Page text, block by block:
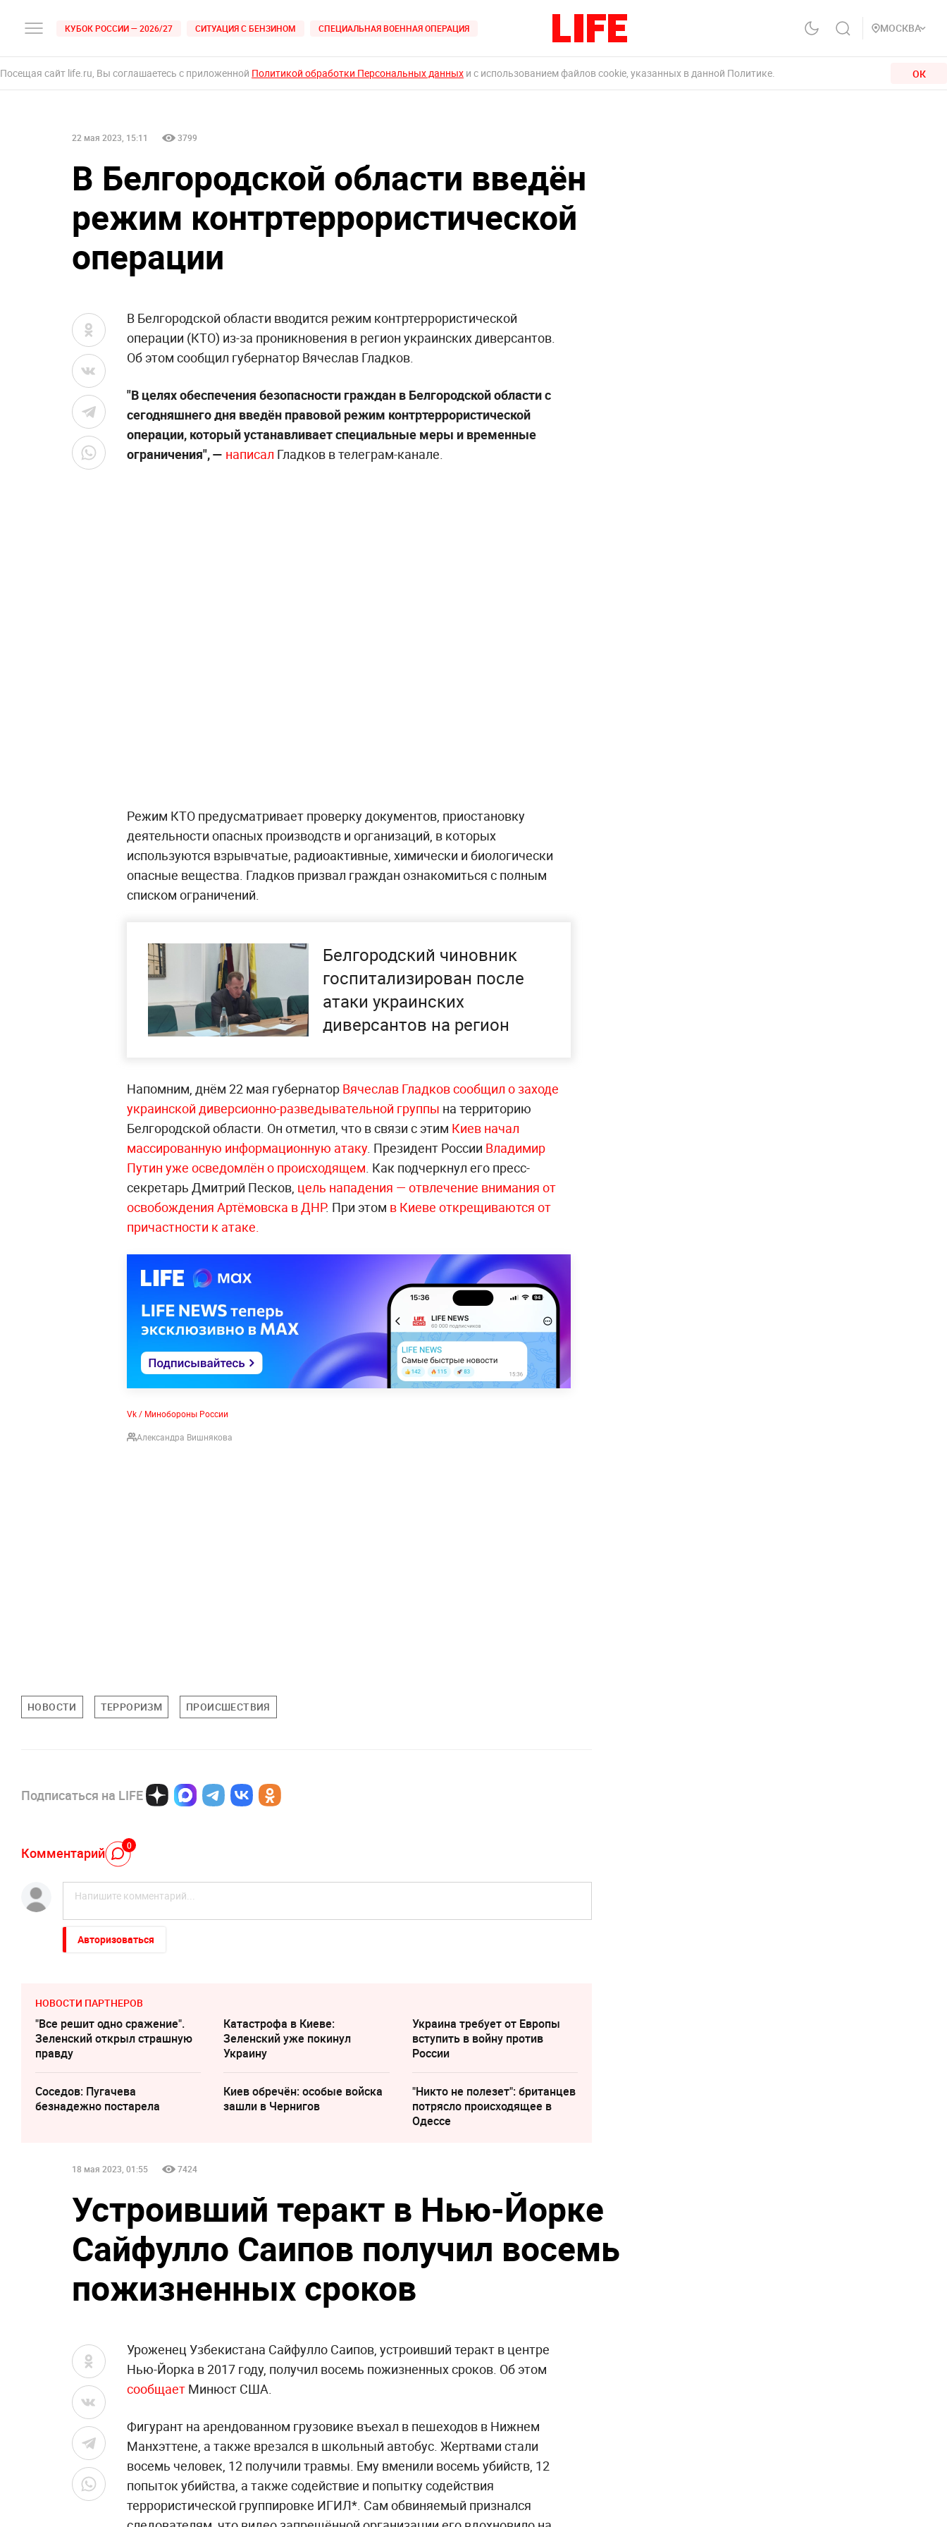
КУБОК РОССИИ — 2026/27 СИТУАЦИЯ С БЕНЗИНОМ СПЕЦИАЛЬНАЯ ВОЕННАЯ ОПЕРАЦИЯ МОСКВА
Посещая сайт life.ru, Вы соглашаетесь с приложенной Политикой обработки Персональных данных и с использованием файлов cookie, указанных в данной Политике. ОК
22 мая 2023, 15:11 3799
В Белгородской области введён
режим контртеррористической
операции
В Белгородской области вводится режим контртеррористической
операции (КТО) из-за проникновения в регион украинских диверсантов.
Об этом сообщил губернатор Вячеслав Гладков.
"В целях обеспечения безопасности граждан в Белгородской области с
сегодняшнего дня введён правовой режим контртеррористической
операции, который устанавливает специальные меры и временные
ограничения", — написал Гладков в телеграм-канале.
Режим КТО предусматривает проверку документов, приостановку
деятельности опасных производств и организаций, в которых
используются взрывчатые, радиоактивные, химически и биологически
опасные вещества. Гладков призвал граждан ознакомиться с полным
списком ограничений.
Белгородский чиновник
госпитализирован после
атаки украинских
диверсантов на регион
Напомним, днём 22 мая губернатор Вячеслав Гладков сообщил о заходе
украинской диверсионно-разведывательной группы на территорию
Белгородской области. Он отметил, что в связи с этим Киев начал
массированную информационную атаку. Президент России Владимир
Путин уже осведомлён о происходящем. Как подчеркнул его пресс-
секретарь Дмитрий Песков, цель нападения — отвлечение внимания от
освобождения Артёмовска в ДНР. При этом в Киеве открещиваются от
причастности к атаке.
Vk / Минобороны России
Александра Вишнякова
НОВОСТИ ТЕРРОРИЗМ ПРОИСШЕСТВИЯ
Подписаться на LIFE
Комментарий 0
Авторизоваться
НОВОСТИ ПАРТНЕРОВ
"Все решит одно сражение".
Зеленский открыл страшную
правду
Катастрофа в Киеве:
Зеленский уже покинул
Украину
Украина требует от Европы
вступить в войну против
России
Соседов: Пугачева
безнадежно постарела
Киев обречён: особые войска
зашли в Чернигов
"Никто не полезет": британцев
потрясло происходящее в
Одессе
18 мая 2023, 01:55 7424
Устроивший теракт в Нью-Йорке
Сайфулло Саипов получил восемь
пожизненных сроков
Уроженец Узбекистана Сайфулло Саипов, устроивший теракт в центре
Нью-Йорка в 2017 году, получил восемь пожизненных сроков. Об этом
сообщает Минюст США.
Фигурант на арендованном грузовике въехал в пешеходов в Нижнем
Манхэттене, а также врезался в школьный автобус. Жертвами стали
восемь человек, 12 получили травмы. Ему вменили восемь убийств, 12
попыток убийства, а также содействие и попытку содействия
террористической группировке ИГИЛ*. Сам обвиняемый признался